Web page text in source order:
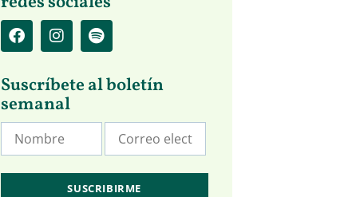
Suscríbete al boletín
semanal